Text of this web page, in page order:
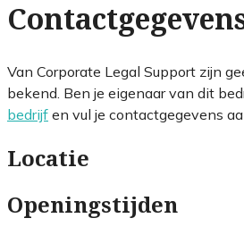
Van Corporate Legal Support zijn
bekend. Ben je eigenaar van dit
bedrijf en vul je contactgegevens
Locatie
Openingstijden